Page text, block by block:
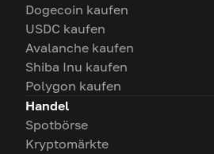
Dogecoin kaufen
USDC kaufen
Avalanche kaufen
Shiba Inu kaufen
Polygon kaufen
Handel
Spotbörse
Kryptomärkte